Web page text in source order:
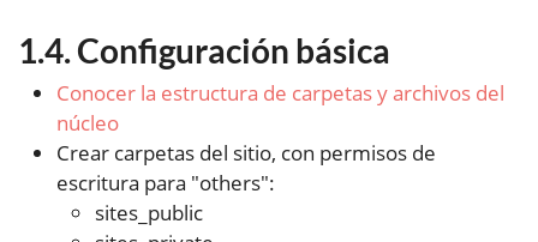
Configuración básica
Conocer la estructura de carpetas y archivos del
núcleo
Crear carpetas del sitio, con permisos de
escritura para "others":
sites_public